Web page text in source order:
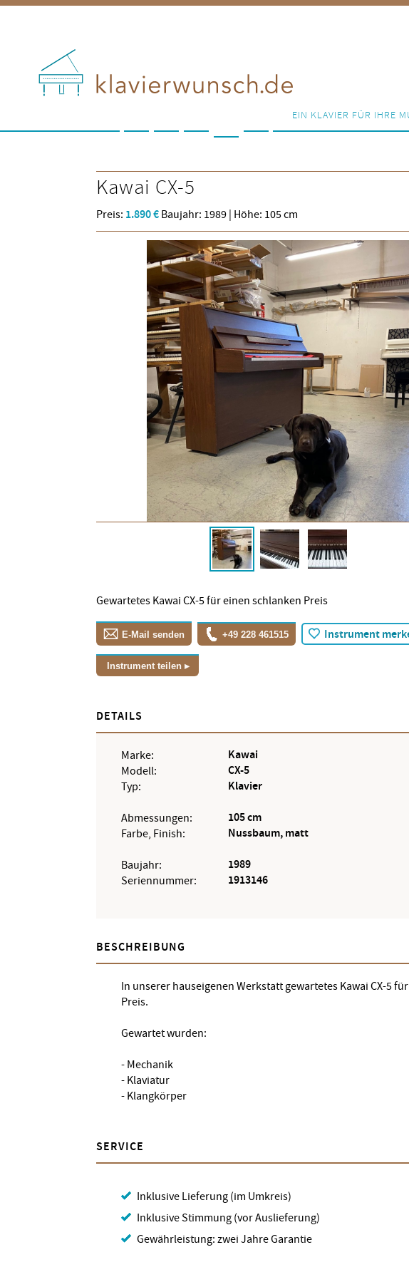
EIN KLAVIER FÜR IHRE
Kawai CX-5
Preis: 1.890 € Baujahr: 1989 | Höhe: 105 cm
Gewartetes Kawai CX-5 für einen schlanken Preis
E-Mail senden +49 228 461515 Instrument
Instrument teilen
DETAILS
Marke: Kawai
Modell: CX-5
Typ: Klavier
Abmessungen: 105 cm
Farbe, Finish: Nussbaum, matt
Baujahr: 1989
Seriennummer: 1913146
BESCHREIBUNG
In unserer hauseigenen Werkstatt gewartetes Kawai CX-5
Preis.
Gewartet wurden:
- Mechanik
- Klaviatur
- Klangkörper
SERVICE
Inklusive Lieferung (im Umkreis)
Inklusive Stimmung (vor Auslieferung)
Gewährleistung: zwei Jahre Garantie